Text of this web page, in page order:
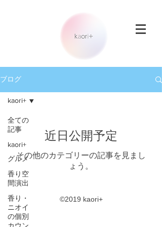
ブログ
全ての
記事
kaori+
グルメ
香り空
間演出
香り・
ニオイ
の個別
kaori+
近日公開予定
その他のカテゴリーの記事を見まし
ょう。
©︎2019 kaori+